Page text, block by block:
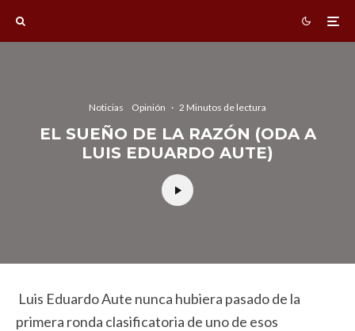
Noticias Opinión · 2 Minutos de lectura
EL SUEÑO DE LA RAZÓN (ODA A
LUIS EDUARDO AUTE)
Luis Eduardo Aute nunca hubiera pasado de la
primera ronda clasificatoria de uno de esos